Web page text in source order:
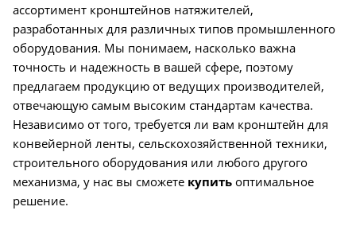
ассортимент кронштейнов натяжителей,
разработанных для различных типов промышленного
оборудования. Мы понимаем, насколько важна
точность и надежность в вашей сфере, поэтому
предлагаем продукцию от ведущих производителей,
отвечающую самым высоким стандартам качества.
Независимо от того, требуется ли вам кронштейн для
конвейерной ленты, сельскохозяйственной техники,
строительного оборудования или любого другого
механизма, у нас вы сможете купить оптимальное
решение.